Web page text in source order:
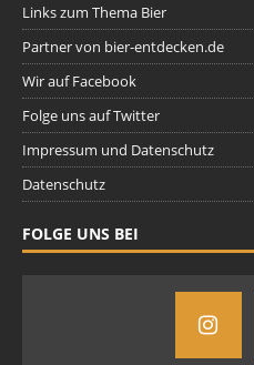
Links zum Thema Bier
Partner von bier-entdecken.de
Wir auf Facebook
Folge uns auf Twitter
Impressum und Datenschutz
Datenschutz
FOLGE UNS BEI